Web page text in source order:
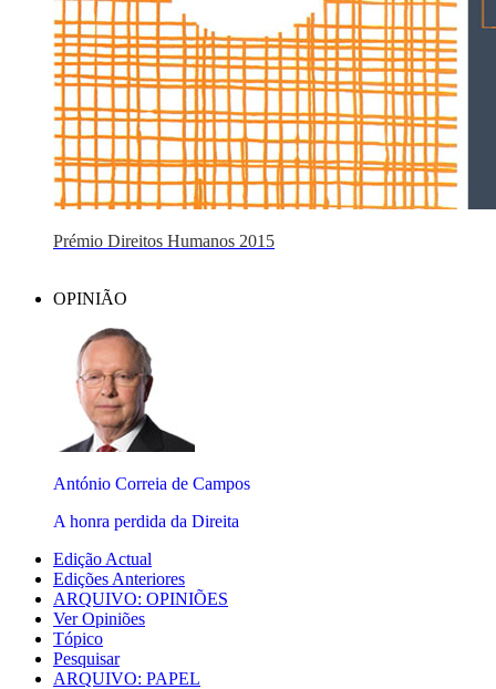
Prémio Direitos Humanos 2015
OPINIÃO
António Correia de Campos
A honra perdida da Direita
Edição Actual
Edições Anteriores
ARQUIVO: OPINIÕES
Ver Opiniões
Tópico
Pesquisar
ARQUIVO: PAPEL